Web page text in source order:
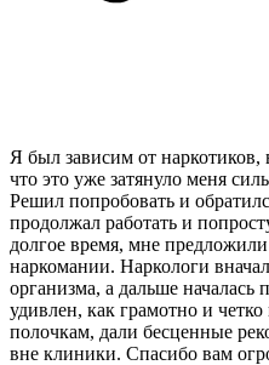
Я был зависим от
что это уже затянуло меня
Решил попробовать и
продолжал работать и
долгое время, мне
наркомании. Наркологи
организма, а дальше началась
удивлен, как грамотно и
полочкам, дали бесценные
вне клиники. Спасибо вам